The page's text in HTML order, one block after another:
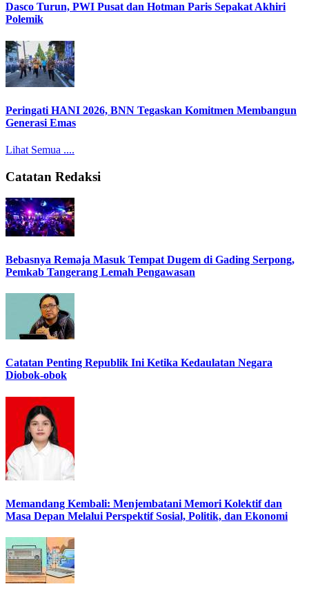
Dasco Turun, PWI Pusat dan Hotman Paris Sepakat Akhiri
Polemik
Peringati HANI 2026, BNN Tegaskan Komitmen Membangun
Generasi Emas
Lihat Semua ....
Catatan Redaksi
Bebasnya Remaja Masuk Tempat Dugem di Gading Serpong,
Pemkab Tangerang Lemah Pengawasan
Catatan Penting Republik Ini Ketika Kedaulatan Negara
Diobok-obok
Memandang Kembali: Menjembatani Memori Kolektif dan
Masa Depan Melalui Perspektif Sosial, Politik, dan Ekonomi